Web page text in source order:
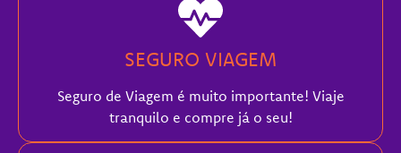
SEGURO VIAGEM
Seguro de Viagem é muito importante! Viaje
tranquilo e compre já o seu!